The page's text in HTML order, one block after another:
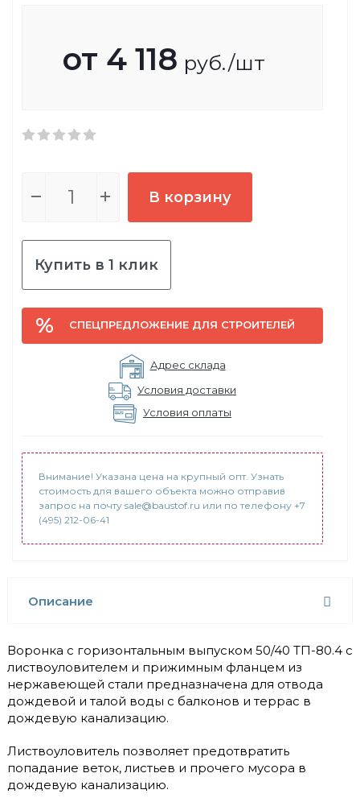
от 4 118 руб./шт
В корзину
Купить в 1 клик
СПЕЦПРЕДЛОЖЕНИЕ ДЛЯ СТРОИТЕЛЕЙ
Адрес склада
Условия доставки
Условия оплаты
Внимание! Указана цена на крупный опт. Узнать
стоимость для вашего объекта можно отправив
запрос на почту sale@baustof.ru или по телефону +7
(495) 212-06-41
Описание
Воронка с горизонтальным выпуском 50/40 ТП-80.4 с
листвоуловителем и прижимным фланцем из
нержавеющей стали предназначена для отвода
дождевой и талой воды c балконов и террас в
дождевую канализацию.
Листвоуловитель позволяет предотвратить
попадание веток, листьев и прочего мусора в
дождевую канализацию.